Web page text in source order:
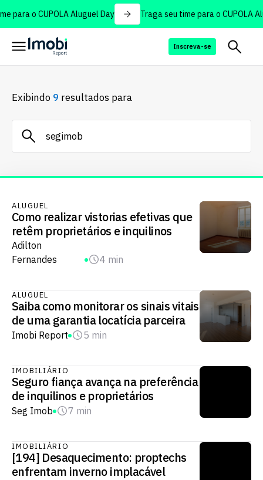
para o CUPOLA Aluguel Day Traga seu time para o CUPOLA
Inscreva-se
Exibindo 9 resultados para
ALUGUEL
Como realizar vistorias efetivas que
retêm proprietários e inquilinos
Adilton
Fernandes
4 min
ALUGUEL
Saiba como monitorar os sinais vitais
de uma garantia locatícia parceira
Imobi Report 5 min
IMOBILIÁRIO
Seguro fiança avança na preferência
de inquilinos e proprietários
Seg Imob 7 min
IMOBILIÁRIO
[194] Desaquecimento: proptechs
enfrentam inverno implacável